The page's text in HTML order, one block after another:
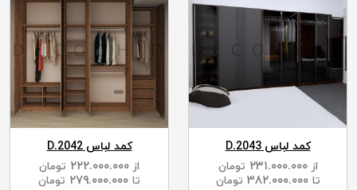
کمد لباس D.2042
از
تومان
تا
تومان
کمد لباس D.2043
از ۲۳۱.۰۰۰.۰۰۰
تومان
تا ۳۸۲.۰۰۰.۰۰۰ تومان